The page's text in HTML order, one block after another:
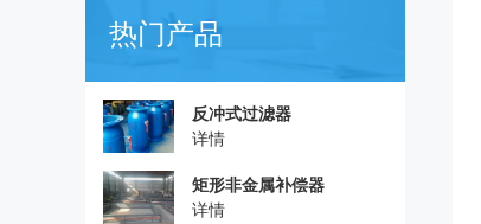
热门产品
反冲式过滤器
详情
矩形非金属补偿器
详情